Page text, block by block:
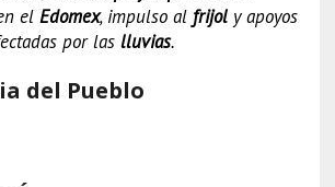
el Edomex, impulso al frijoly apoyos
por las lluvias.
del Pueblo